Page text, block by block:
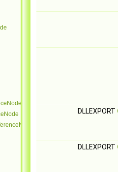
DLLEXPORT
DLLEXPORT